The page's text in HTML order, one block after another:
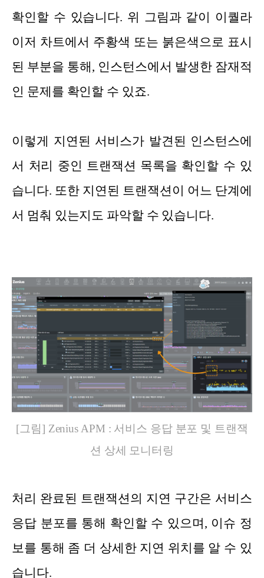
확인할 수 있습니다. 위 그림과 같이 이퀄라
이저 차트에서 주황색 또는 붉은색으로 표시
된 부분을 통해, 인스턴스에서 발생한 잠재적
인 문제를 확인할 수 있죠.
이렇게 지연된 서비스가 발견된 인스턴스에
서 처리 중인 트랜잭션 목록을 확인할 수 있
습니다. 또한 지연된 트랜잭션이 어느 단계에
서 멈춰 있는지도 파악할 수 있습니다.
[그림] Zenius APM : 서비스 응답 분포 및 트랜잭
션 상세 모니터링
처리 완료된 트랜잭션의 지연 구간은 서비스
응답 분포를 통해 확인할 수 있으며, 이슈 정
보를 통해 좀 더 상세한 지연 위치를 알 수 있
습니다.